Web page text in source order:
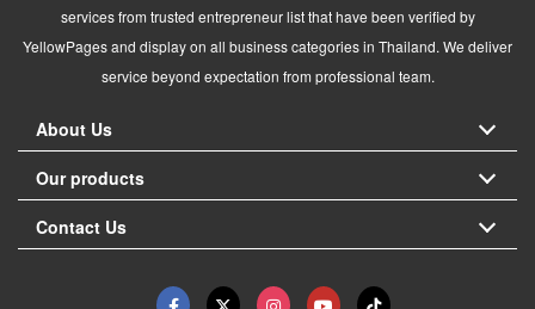
services from trusted entrepreneur list that have been verified by
YellowPages and display on all business categories in Thailand. We deliver
service beyond expectation from professional team.
About Us
Our products
Contact Us